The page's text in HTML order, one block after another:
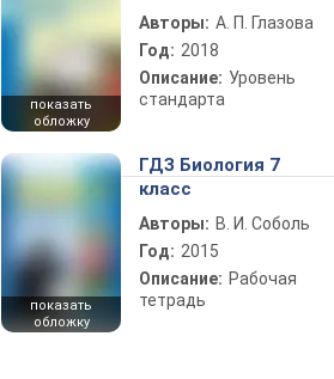
показать
обложку
Авторы: А. П. Глазова
Год: 2018
Описание: Уровень
стандарта
показать
обложку
ГДЗ Биология 7
класс
Авторы: В. И. Соболь
Год: 2015
Описание: Рабочая
тетрадь